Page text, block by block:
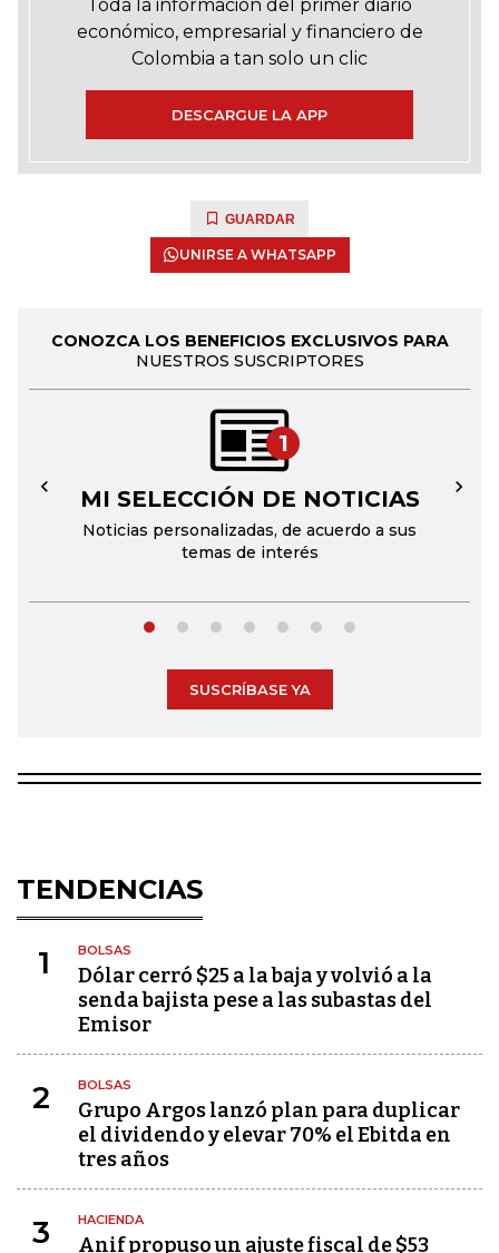
Toda la información del primer diario
económico, empresarial y financiero de
Colombia a tan solo un clic
DESCARGUE LA APP
GUARDAR
UNIRSE A WHATSAPP
CONOZCA LOS BENEFICIOS EXCLUSIVOS PARA
NUESTROS SUSCRIPTORES
1
MI SELECCIÓN DE NOTICIAS
Noticias personalizadas, de acuerdo a sus
temas de interés
← →
SUSCRÍBASE YA
TENDENCIAS
1 BOLSAS
Dólar cerró $25 a la baja y volvió a la
senda bajista pese a las subastas del
Emisor
2 BOLSAS
Grupo Argos lanzó plan para duplicar
el dividendo y elevar 70% el Ebitda en
tres años
3 HACIENDA
Anif propuso un ajuste fiscal de $53